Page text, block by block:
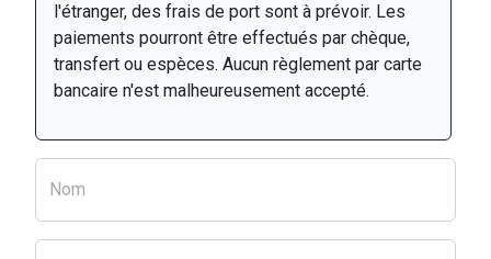
l'étranger, des frais de port sont à prévoir. Les
paiements pourront être effectués par chèque,
transfert ou espèces. Aucun règlement par carte
bancaire n'est malheureusement accepté.
Nom